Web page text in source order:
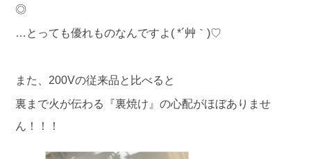
◎
…とっても優れものなんですよ( *´艸｀)♡
また、200Vの従来品と比べると
裏まで火が伝わる『裏焼け』の心配がほぼありませ
ん！！！